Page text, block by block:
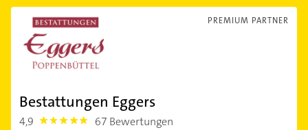
PREMIUM PARTNER
Bestattungen Eggers
4,9 4.9 67 Bewertungen